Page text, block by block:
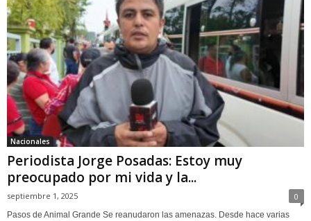
Nacionales
Periodista Jorge Posadas: Estoy muy
preocupado por mi vida y la...
septiembre 1, 2025 0
Pasos de Animal Grande Se reanudaron las amenazas. Desde hace varias